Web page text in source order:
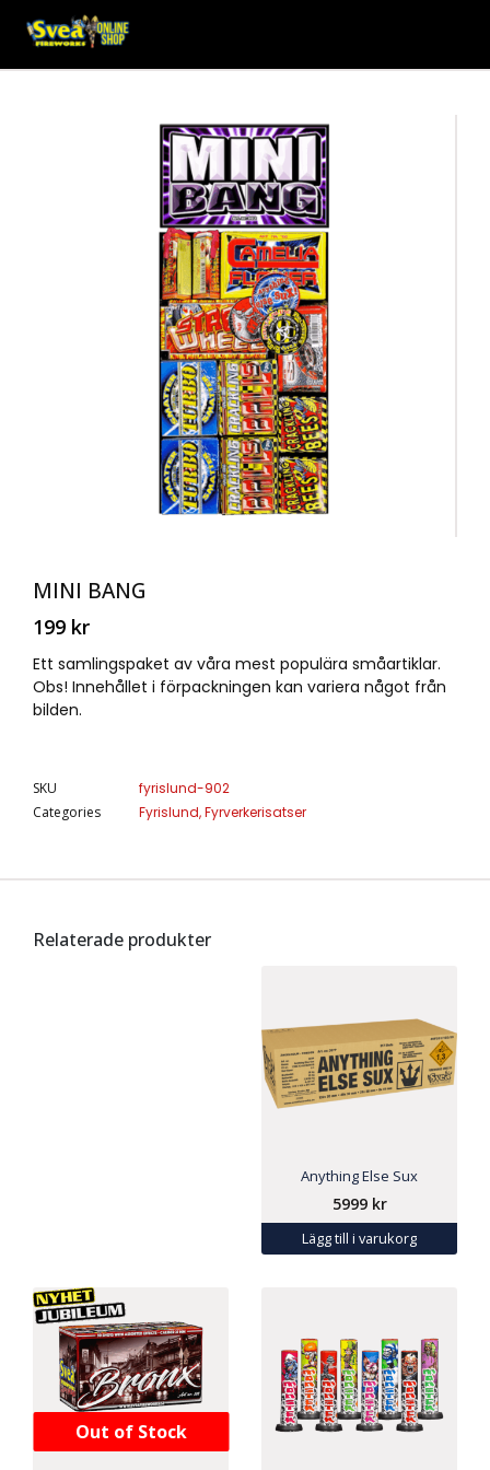
MINI BANG
199 kr
Ett samlingspaket av våra mest populära småartiklar.
Obs! Innehållet i förpackningen kan variera något från
bilden.
SKU
fyrislund-902
Categories
Fyrislund,Fyrverkerisatser
Relaterade produkter
Anything Else Sux
5999 kr
Lägg till i varukorg
Out of Stock